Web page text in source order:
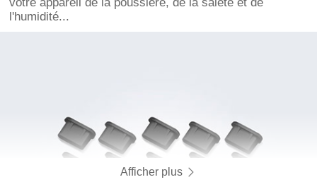
l'humidité...
Afficher plus